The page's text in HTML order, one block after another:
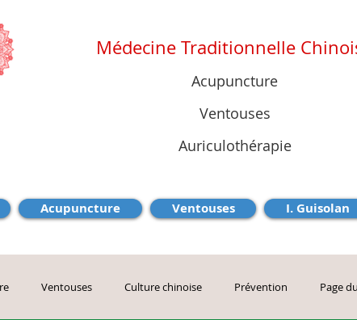
Médecine Traditionnelle
Acupuncture
Ventouses
Auriculothérapie
Acupuncture Ventouses I. Guisolan
Ventouses Culture chinoise Prévention Page